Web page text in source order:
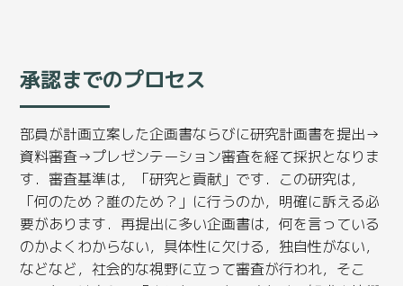
承認までのプロセス
部員が計画立案した企画書ならびに研究計画書を提出→
資料審査→プレゼンテーション審査を経て採択となりま
す．審査基準は，「研究と貢献」です．この研究は，
「何のため？誰のため？」に行うのか，明確に訴える必
要があります．再提出に多い企画書は，何を言っている
のかよくわからない，具体性に欠ける，独自性がない，
などなど，社会的な視野に立って審査が行われ，そこ